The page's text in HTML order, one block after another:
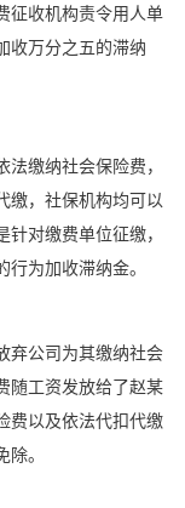
征收机构责令用人单
收万分之五的滞纳
缴纳社会保险费，
缴，社保机构均可以
对缴费单位征缴，
为加收滞纳金。
弃公司为其缴纳社会
随工资发放给了赵某
费以及依法代扣代缴
。